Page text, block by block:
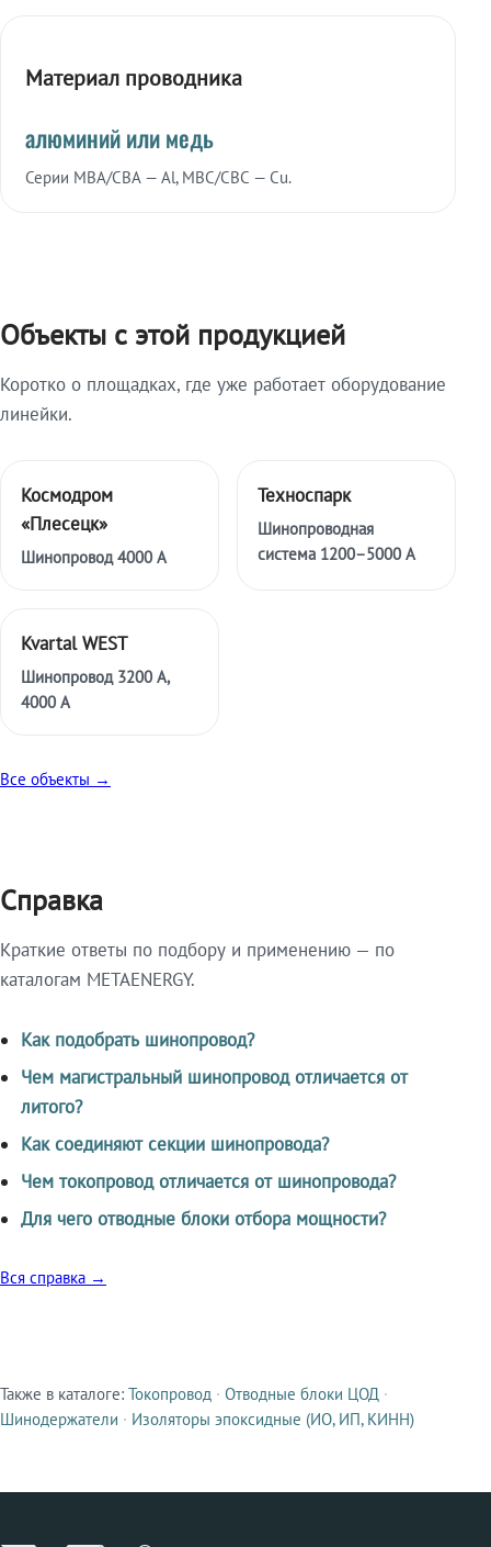
Материал проводника
алюминий или медь
Серии МВА/СВА — Al, МВС/СВС — Cu.
Объекты с этой продукцией
Коротко о площадках, где уже работает оборудование
линейки.
Космодром
«Плесецк»
Шинопровод 4000 А
Техноспарк
Шинопроводная
система 1200–5000 А
Kvartal WEST
Шинопровод 3200 А,
4000 А
Все объекты →
Справка
Краткие ответы по подбору и применению — по
каталогам METAENERGY.
Как подобрать шинопровод?
Чем магистральный шинопровод отличается от
литого?
Как соединяют секции шинопровода?
Чем токопровод отличается от шинопровода?
Для чего отводные блоки отбора мощности?
Вся справка →
Смежные продукты
Также в каталоге: Токопровод · Отводные блоки ЦОД ·
Шинодержатели · Изоляторы эпоксидные (ИО, ИП, КИНН)